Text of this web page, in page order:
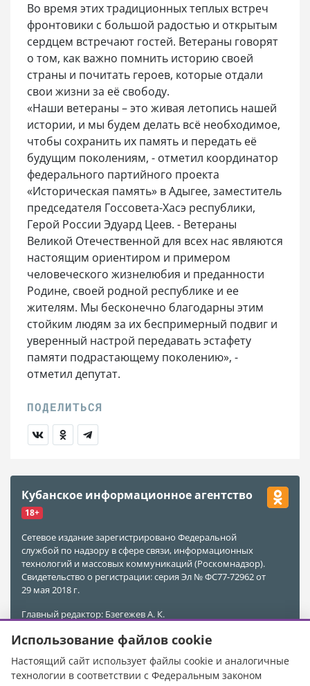
Во время этих традиционных теплых встреч
фронтовики с большой радостью и открытым
сердцем встречают гостей. Ветераны говорят
о том, как важно помнить историю своей
страны и почитать героев, которые отдали
свои жизни за её свободу.
«Наши ветераны – это живая летопись нашей
истории, и мы будем делать всё необходимое,
чтобы сохранить их память и передать её
будущим поколениям, - отметил координатор
федерального партийного проекта
«Историческая память» в Адыгее, заместитель
председателя Госсовета-Хасэ республики,
Герой России Эдуард Цеев. - Ветераны
Великой Отечественной для всех нас являются
настоящим ориентиром и примером
человеческого жизнелюбия и преданности
Родине, своей родной республике и ее
жителям. Мы бесконечно благодарны этим
стойким людям за их беспримерный подвиг и
уверенный настрой передавать эстафету
памяти подрастающему поколению», -
отметил депутат.
Кубанское информационное агентство
18+
Сетевое издание зарегистрировано Федеральной
службой по надзору в сфере связи, информационных
технологий и массовых коммуникаций (Роскомнадзор).
Свидетельство о регистрации: серия Эл № ФС77-72962 от
29 мая 2018 г.
Главный редактор: Бзегежев А. К.
Адрес редакции: 385011, Республика Адыгея, г. Майкоп,
Электронная почта редакции:kubinfo@bk.ru
Телефон редакции:+7 988 478-05-89
Использование файлов cookie
Настоящий сайт использует файлы cookie и аналогичные
технологии в соответствии с Федеральным законом